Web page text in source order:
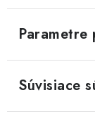
Súvisiace